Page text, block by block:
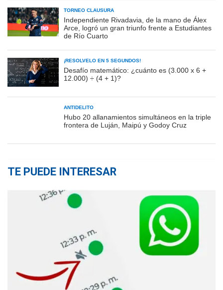
TORNEO CLAUSURA
Independiente Rivadavia, de la mano de Álex
Arce, logró un gran triunfo frente a Estudiantes
de Río Cuarto
¡RESOLVELO EN 5 SEGUNDOS!
Desafío matemático: ¿cuánto es (3.000 x 6 +
12.000) ÷ (4 + 1)?
ANTIDELITO
Hubo 20 allanamientos simultáneos en la triple
frontera de Luján, Maipú y Godoy Cruz
TE PUEDE INTERESAR